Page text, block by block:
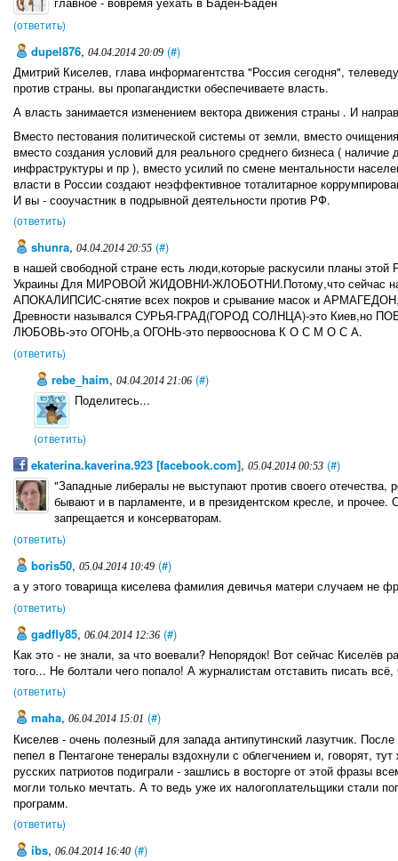
(ответить)
dupel876, 04.04.2014 20:09 (#)
Дмитрий Киселев, глава информагентства "Россия сегодня",
против страны. вы пропагандистки обеспечиваете власть.
А власть занимается изменением вектора движения страны . И
Вместо пестования политической системы от земли, вместо
вместо создания условий для реального среднего бизнеса ( наличие
инфраструктуры и пр ), вместо усилий по смене ментальности
власти в России создают неэффективное тоталитарное
И вы - сооучастник в подрывной деятельности против РФ.
(ответить)
sһunra, 04.04.2014 20:55 (#)
в нашей свободной стране есть люди,которые раскусили планы
Украины Для МИРОВОЙ ЖИДОВНИ-ЖЛОБОТНИ.Потому,что сейчас
АПОКАЛИПСИС-снятие всех покров и срывание масок и
Древности назывался СУРЬЯ-ГРАД(ГОРОД СОЛНЦА)-это Киев,но
ЛЮБОВЬ-это ОГОНЬ,а ОГОНЬ-это первооснова К О С М О С А.
(ответить)
rebe_haim, 04.04.2014 21:06 (#)
Поделитесь...
(ответить)
ekaterina.kaverina.923 [facebook.com], 05.04.2014 00:53 (#)
"Западные либералы не выступают против своего
бывают и в парламенте, и в президентском кресле, и
запрещается и консерваторам.
(ответить)
boris50, 05.04.2014 10:49 (#)
а у этого товарища киселева фамилия девичья матери случаем не
(ответить)
gadfly85, 06.04.2014 12:36 (#)
Как это - не знали, за что воевали? Непорядок! Вот сейчас Киселёв
того... Не болтали чего попало! А журналистам отставить писать
(ответить)
maha, 06.04.2014 15:01 (#)
Киселев - очень полезный для запада антипутинский лазутчик.
пепел в Пентагоне тенералы вздохнули с облегчением и, говорят,
русских патриотов подиграли - зашлись в восторге от этой фразы
могли только мечтать. А то ведь уже их налогоплательщики стали
программ.
(ответить)
ibs, 06.04.2014 16:40 (#)